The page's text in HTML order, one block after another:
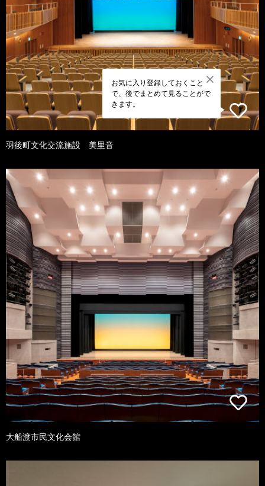
お気に入り登録しておくこと
で、後でまとめて見ることがで
きます。
羽後町文化交流施設 美里音
大船渡市民文化会館